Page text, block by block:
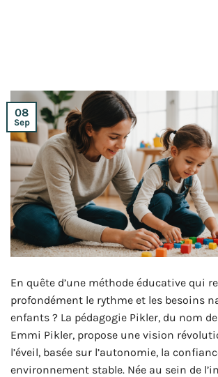
08
Sep
En quête d’une méthode éducative qui
profondément le rythme et les besoins
enfants ? La pédagogie Pikler, du nom
Emmi Pikler, propose une vision
l’éveil, basée sur l’autonomie, la
environnement stable. Née au sein de